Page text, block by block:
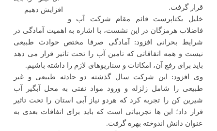
قرار گرفت.
خلیل یکتاپرست قائم مقام شرکت آب و
فاضلاب هرمزگان در این نشست، با اشاره به اهمیت آمادگی در
شرایط بحرانی افزود: آمادگی صرفا مختص حوادث طبیعی
نیست و همه اتفاقاتی که تامین آب را تحت تاثیر قرار می دهد
باید برای رفع آن، امکانات و سناریوهای لازم را داشته باشیم.
وی افزود: این شرکت سال گذشته دو حادثه طبیعی و غیر
طبیعی را شامل زلزله و ورود مواد نفتی به محل آبگیر آب
شیرین کن را تجربه کرد که هردو نیاز آبی استان را تحت تاثیر
قرار داد؛ این ها تجربیاتی است که باید برای اتفاقات بعدی به
عنوان دانش اندوخته بهره گرفت.